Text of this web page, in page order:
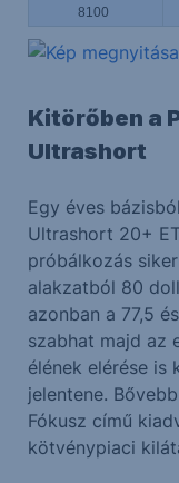
8100
Kitörőben a
Ultrashort
Egy éves
Ultrashort 20+
próbálkozás
alakzatból 80
azonban a 77,5
szabhat majd az
élének elérése is
jelentene.
Fókusz című
kötvénypiaci